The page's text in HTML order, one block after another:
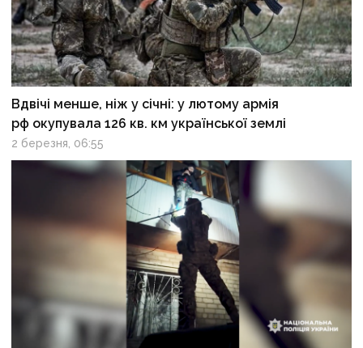
Вдвічі менше, ніж у січні: у лютому армія
рф окупувала 126 кв. км української землі
2 березня, 06:55